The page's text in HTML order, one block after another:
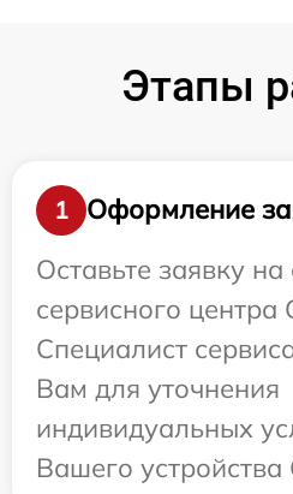
Этапы
1
Оформление
Оставьте заявку на
сервисного центра
Специалист
Вам для уточнения
индивидуальных
Вашего устройства